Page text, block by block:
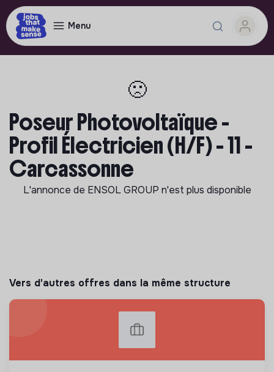
Menu
🙁
Poseur Photovoltaïque -
Profil Électricien (H/F) - 11 -
Carcassonne
L'annonce de ENSOL GROUP n'est plus disponible
Vers d'autres offres dans la même structure